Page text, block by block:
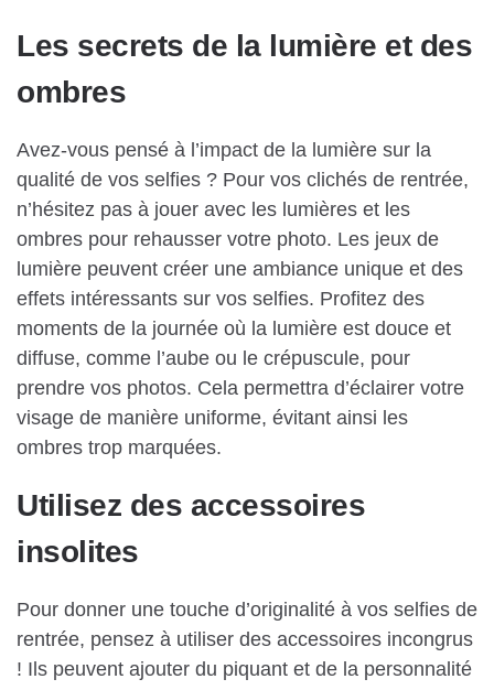
Les secrets de la lumière et des
ombres
Avez-vous pensé à l’impact de la lumière sur la
qualité de vos selfies ? Pour vos clichés de rentrée,
n’hésitez pas à jouer avec les lumières et les
ombres pour rehausser votre photo. Les jeux de
lumière peuvent créer une ambiance unique et des
effets intéressants sur vos selfies. Profitez des
moments de la journée où la lumière est douce et
diffuse, comme l’aube ou le crépuscule, pour
prendre vos photos. Cela permettra d’éclairer votre
visage de manière uniforme, évitant ainsi les
ombres trop marquées.
Utilisez des accessoires
insolites
Pour donner une touche d’originalité à vos selfies de
rentrée, pensez à utiliser des accessoires incongrus
! Ils peuvent ajouter du piquant et de la personnalité